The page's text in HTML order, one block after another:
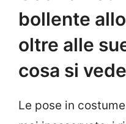
bollente
oltre alle
cosa si
Le pose in